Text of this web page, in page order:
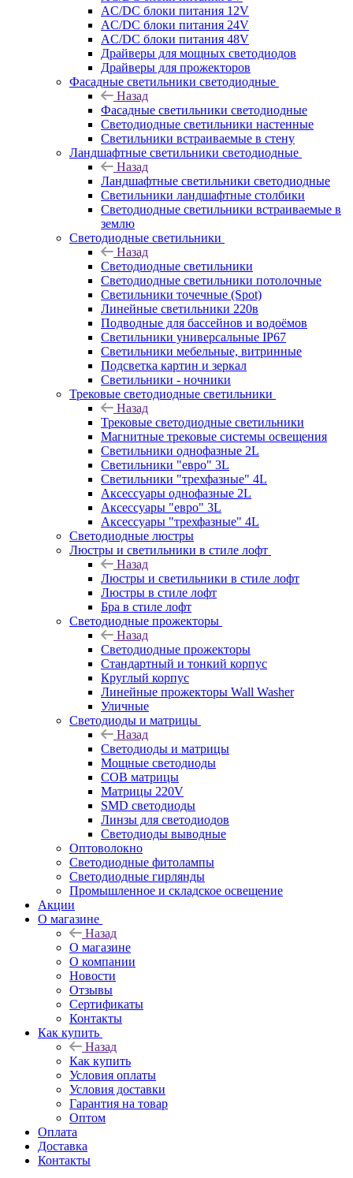
AC/DC блоки питания 12V
AC/DC блоки питания 24V
AC/DC блоки питания 48V
Драйверы для мощных светодиодов
Драйверы для прожекторов
Фасадные светильники светодиодные
Назад
Фасадные светильники светодиодные
Светодиодные светильники настенные
Светильники встраиваемые в стену
Ландшафтные светильники светодиодные
Назад
Ландшафтные светильники светодиодные
Светильники ландшафтные столбики
Светодиодные светильники встраиваемые в
землю
Светодиодные светильники
Назад
Светодиодные светильники
Светодиодные светильники потолочные
Светильники точечные (Spot)
Линейные светильники 220в
Подводные для бассейнов и водоёмов
Светильники универсальные IP67
Светильники мебельные, витринные
Подсветка картин и зеркал
Светильники - ночники
Трековые светодиодные светильники
Назад
Трековые светодиодные светильники
Магнитные трековые системы освещения
Светильники однофазные 2L
Светильники "евро" 3L
Светильники "трехфазные" 4L
Аксессуары однофазные 2L
Аксессуары "евро" 3L
Аксессуары "трехфазные" 4L
Светодиодные люстры
Люстры и светильники в стиле лофт
Назад
Люстры и светильники в стиле лофт
Люстры в стиле лофт
Бра в стиле лофт
Светодиодные прожекторы
Назад
Светодиодные прожекторы
Стандартный и тонкий корпус
Круглый корпус
Линейные прожекторы Wall Washer
Уличные
Светодиоды и матрицы
Назад
Светодиоды и матрицы
Мощные светодиоды
COB матрицы
Матрицы 220V
SMD светодиоды
Линзы для светодиодов
Светодиоды выводные
Оптоволокно
Светодиодные фитолампы
Светодиодные гирлянды
Промышленное и складское освещение
Акции
О магазине
Назад
О магазине
О компании
Новости
Отзывы
Сертификаты
Контакты
Как купить
Назад
Как купить
Условия оплаты
Условия доставки
Гарантия на товар
Оптом
Оплата
Доставка
Контакты